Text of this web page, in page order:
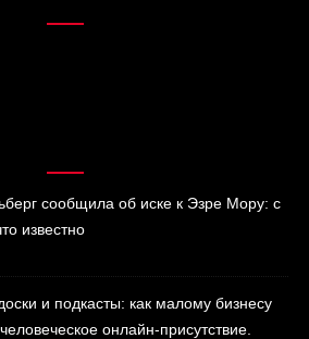
сообщила об иске к Эзре Мору: с
известно
и подкасты: как малому бизнесу
онлайн-присутствие.